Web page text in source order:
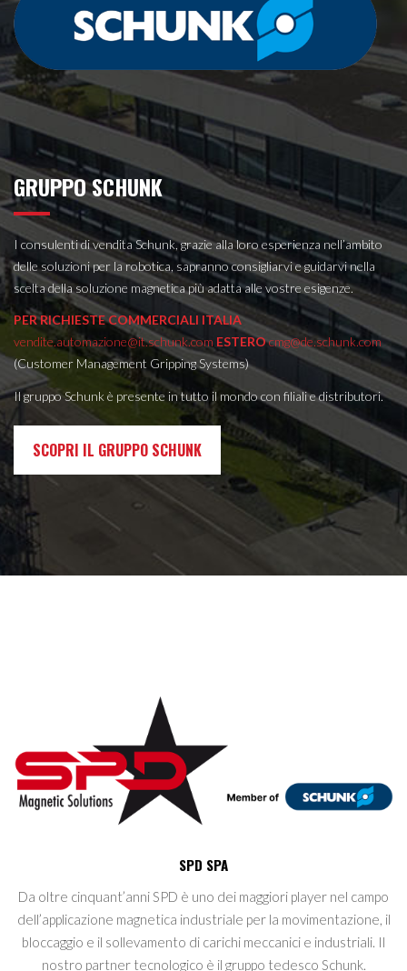
GRUPPO SCHUNK
I consulenti di vendita Schunk, grazie alla loro esperienza nell’ambito
delle soluzioni per la robotica, sapranno consigliarvi e guidarvi nella
scelta della soluzione magnetica più adatta alle vostre esigenze.
PER RICHIESTE COMMERCIALI ITALIA
vendite.automazione@it.schunk.com ESTEROcmg@de.schunk.com
(Customer Management Gripping Systems)
Il gruppo Schunk è presente in tutto il mondo con filiali e distributori.
SCOPRI IL GRUPPO SCHUNK
SPD SPA
Da oltre cinquant’anni SPD è uno dei maggiori player nel campo
dell’applicazione magnetica industriale per la movimentazione, il
bloccaggio e il sollevamento di carichi meccanici e industriali. Il
nostro partner tecnologico è il gruppo tedesco Schunk.